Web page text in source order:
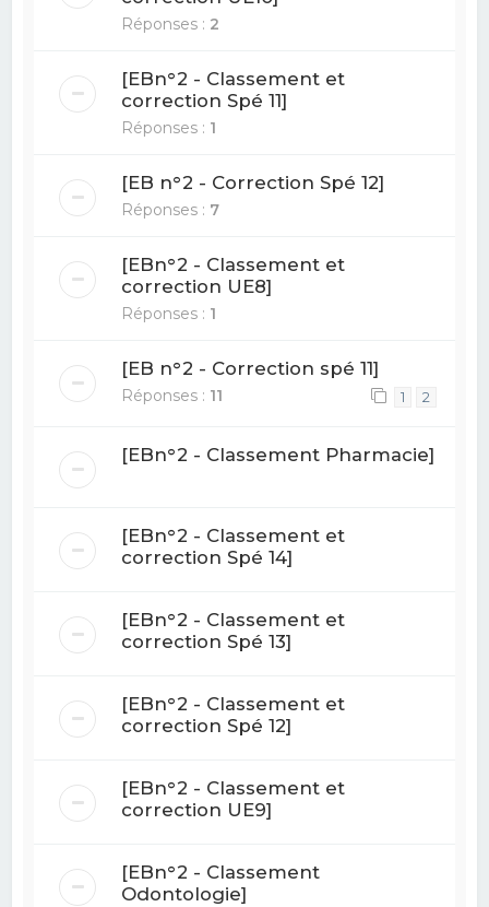
Réponses : 2
[EBn°2 - Classement et
correction Spé 11]
Réponses : 1
[EB n°2 - Correction Spé 12]
Réponses : 7
[EBn°2 - Classement et
correction UE8]
Réponses : 1
[EB n°2 - Correction spé 11]
Réponses : 11 1 2
[EBn°2 - Classement Pharmacie]
[EBn°2 - Classement et
correction Spé 14]
[EBn°2 - Classement et
correction Spé 13]
[EBn°2 - Classement et
correction Spé 12]
[EBn°2 - Classement et
correction UE9]
[EBn°2 - Classement
Odontologie]